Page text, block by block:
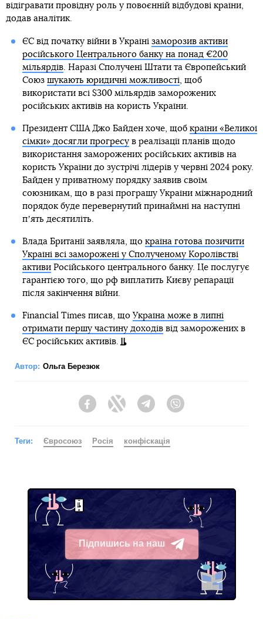
відігравати провідну роль у повоєнній відбудові країни,
додав аналітик.
ЄС від початку війни в Україні заморозив активи
російського Центрального банку на понад €200
мільярдів. Наразі Сполучені Штати та Європейський
Союз шукають юридичні можливості , щоб
використати всі $300 мільярдів заморожених
російських активів на користь України.
Президент США Джо Байден хоче, щоб країни «Великої
сімки» досягли прогресув реалізації планів щодо
використання заморожених російських активів на
користь України до зустрічі лідерів у червні 2024 року.
Байден у приватному порядку заявив своїм
союзникам, що в разі програшу України міжнародний
порядок буде перевернутий принаймні на наступні
пʼять десятиліть.
Влада Британії заявляла, що країна готова позичити
Україні всі заморожені у Сполученому Королівстві
активиРосійського центрального банку. Це послугує
гарантією того, що рф виплатить Києву репарації
після закінчення війни.
Financial Times писав, що Україна може в липні
отримати першу частину доходіввід заморожених в
ЄС російських активів.
Автор: Ольга Березюк
FacebookTwitter Telegram
Теги: Євросоюз Росія конфіскація
Підпишись на наш
Telegram